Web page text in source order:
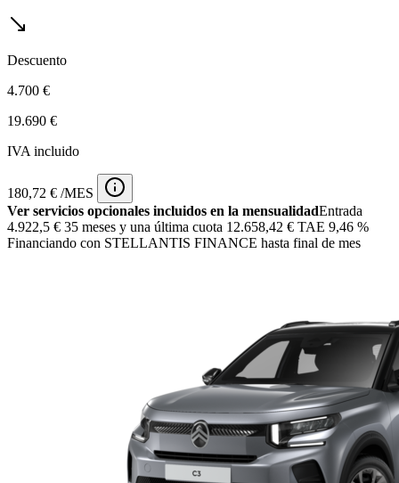
Descuento
4.700 €
19.690 €
IVA incluido
180,72 € /MES
Ver servicios opcionales incluidos en la mensualidadEntrada
4.922,5 € 35 meses y una última cuota 12.658,42 € TAE 9,46 %
Financiando con STELLANTIS FINANCE hasta final de mes